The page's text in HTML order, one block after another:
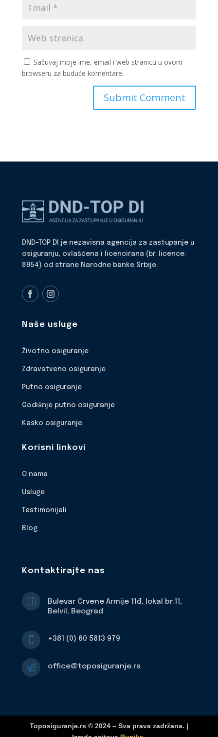
Sačuvaj moje ime, email i web stranicu u ovom
browseru za buduće komentare.
DND-TOP DI je nezavisna agencija za zastupanje u
osiguranju, ovlašćena i licencirana (br. licence:
8954) od strane Narodne banke Srbije.
Naše usluge
Životno osiguranje
Zdravstveno osiguranje
Putno osiguranje
Godišnje putno osiguranje
Kasko osiguranje
Korisni linkovi
O nama
Usluge
Testimonijali
Blog
Kontaktirajte nas
Bulevar Crvene Armije 11đ, lokal br.11,
Belvil, Beograd
+381 (0) 60 5813 979
 office@toposiguranje.rs
Toposiguranje.rs © 2024 – Sva prava zadržana. |